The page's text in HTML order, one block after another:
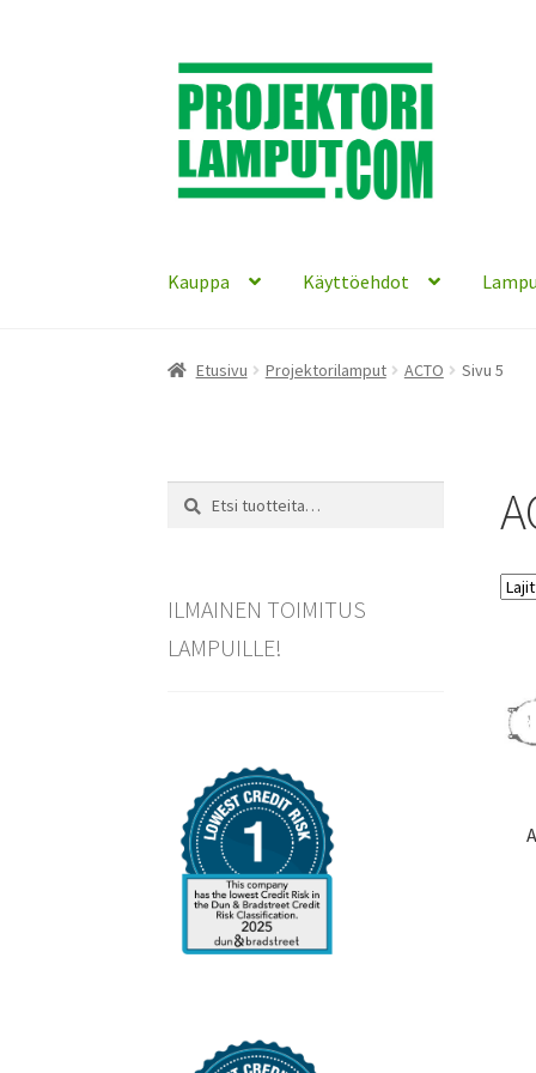
Siirry
navigointiin
Siirry
sisältöön
Kauppa Käyttöehdot
Etusivu Projektorilamput ACTO Sivu 5
Etsi:
Haku
ILMAINEN TOIMITUS
LAMPUILLE!